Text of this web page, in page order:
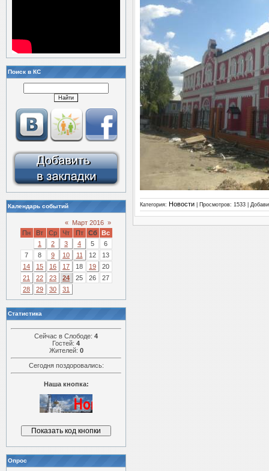
Поиск в КС
Календарь событий
« Март 2016 »
Пн
Вт Ср Чт Пт Сб
Вс
1
2 3 4 5
6
7
8 9 10 11 12
13
14
15 16 17 18 19
20
21
22 23 24 25 26
27
28
29 30 31
Статистика
Сейчас в Слободе: 4
Гостей: 4
Жителей: 0
Сегодня поздоровались:
Наша кнопка:
Опрос
Категория: Новости | Просмотров: 1533 |